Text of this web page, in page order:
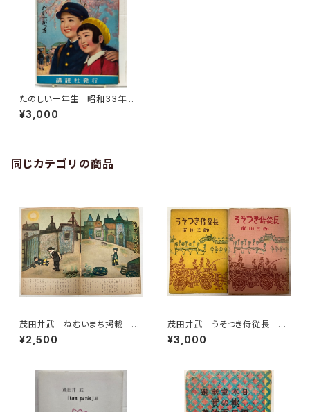
たのしい一年生 昭和33年
版 茂田井武 沢井一三郎 谷口
健雄 坂本寛一など 講談社
¥3,000
同じカテゴリの商品
茂田井武 ねむいまち掲載 キ
ンダーブック 昭29（1954年）
フレーベル館
¥2,500
茂田井武 うそつき侍従長 上
下巻 市川三郎 昭和29年
桃園書房刊
¥3,000